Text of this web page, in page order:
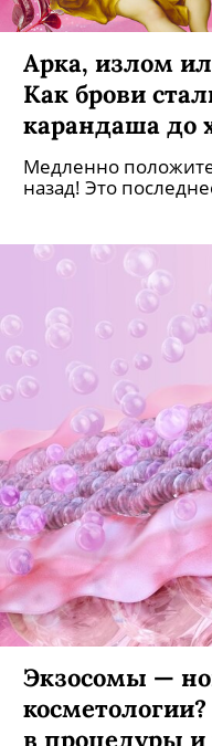
Арка, излом
Как брови
карандаша до
Медленно
назад! Это
Экзосомы —
в процедуры и